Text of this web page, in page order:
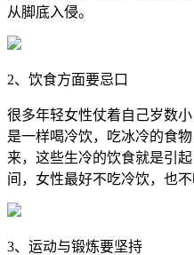
从脚底入侵。
2、饮食方面要忌口
很多年轻女性仗着自己岁数
是一样喝冷饮，吃冰冷的食
来，这些生冷的饮食就是引
间，女性最好不吃冷饮，也不
3、运动与锻炼要坚持